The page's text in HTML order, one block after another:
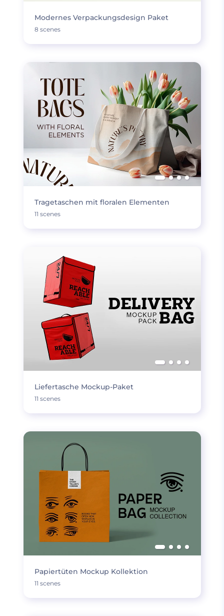
Modernes Verpackungsdesign Paket
8 scenes
Tragetaschen mit floralen Elementen
11 scenes
Liefertasche Mockup-Paket
11 scenes
Papiertüten Mockup Kollektion
11 scenes